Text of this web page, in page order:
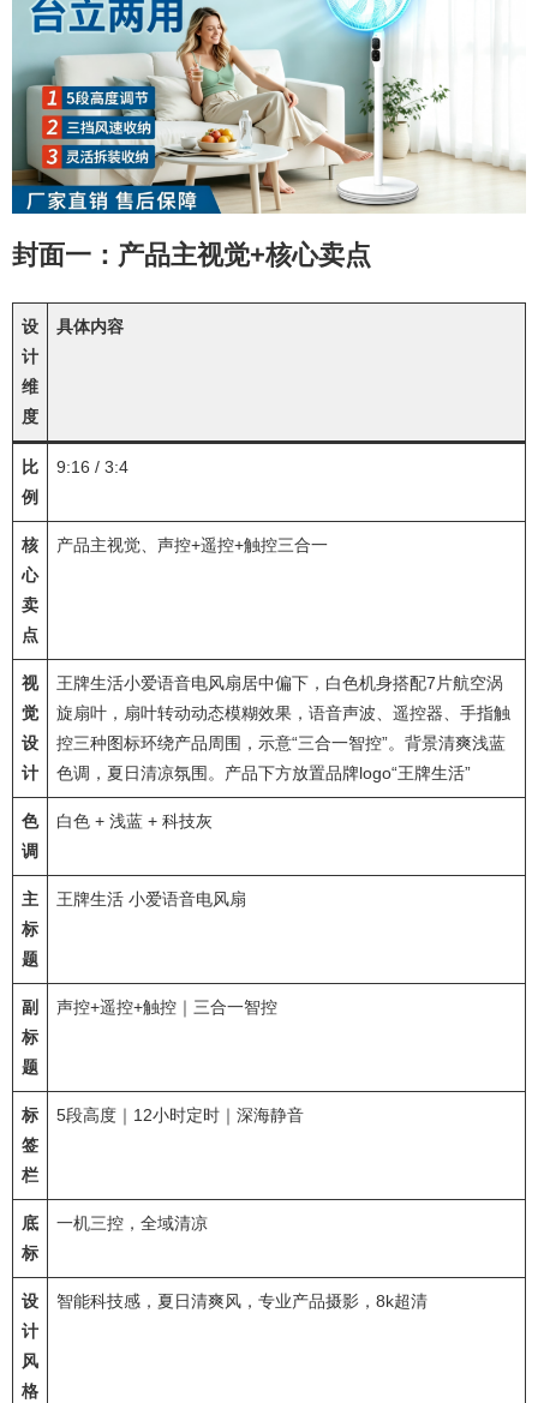
封面一：产品主视觉+核心卖点
设
计
维
度
具体内容
比
例
9:16 / 3:4
核
心
卖
点
产品主视觉、声控+遥控+触控三合一
视
觉
设
计
王牌生活小爱语音电风扇居中偏下，白色机身搭配7片航空涡
旋扇叶，扇叶转动动态模糊效果，语音声波、遥控器、手指触
控三种图标环绕产品周围，示意“三合一智控”。背景清爽浅蓝
色调，夏日清凉氛围。产品下方放置品牌logo“王牌生活”
色
调
白色 + 浅蓝 + 科技灰
主
标
题
王牌生活 小爱语音电风扇
副
标
题
声控+遥控+触控｜三合一智控
标
签
栏
5段高度｜12小时定时｜深海静音
底
标
一机三控，全域清凉
设
计
风
格
智能科技感，夏日清爽风，专业产品摄影，8k超清